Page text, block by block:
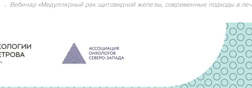
Вебинар «Медуллярный рак щитовидной железы, современные подходы в